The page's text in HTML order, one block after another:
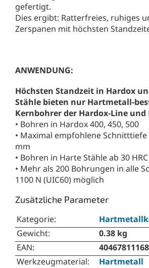
gefertigt.
Dies ergibt: Ratterfreies, ruhiges
Zerspanen mit höchsten
ANWENDUNG:
Höchsten Standzeit in Hardox
Stähle bieten nur Hartmetall-
Kernbohrer der Hardox-Line und
• Bohren in Hardox 400, 450, 500
• Maximal empfohlene
mm
• Bohren in Harte Stähle ab 30
• Mehr als 200 Bohrungen in alle
1100 N (UIC60) möglich
Zusätzliche Parameter
Kategorie:
Gewicht:
0.38 kg
EAN:
Werkzeugmaterial:
Hartmetall